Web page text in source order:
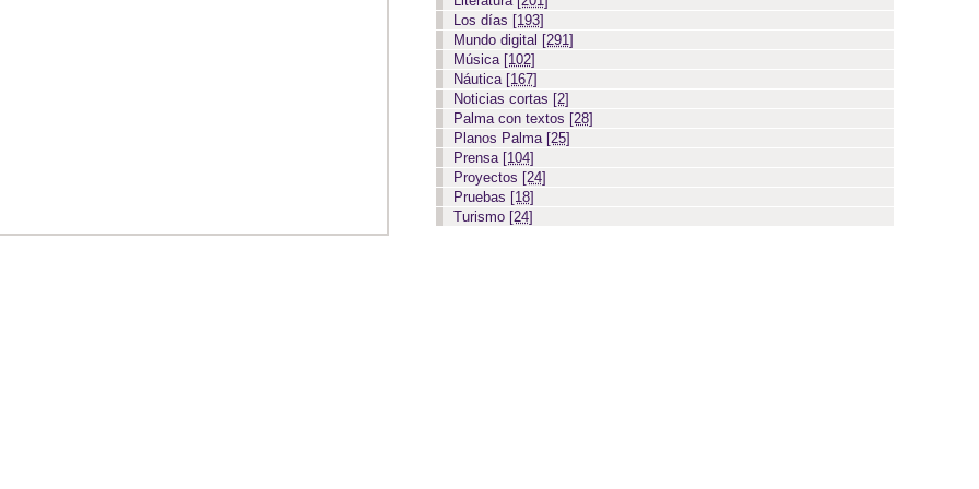
Los días [193]
Mundo digital [291]
Música [102]
Náutica [167]
Noticias cortas [2]
Palma con textos [28]
Planos Palma [25]
Prensa [104]
Proyectos [24]
Pruebas [18]
Turismo [24]